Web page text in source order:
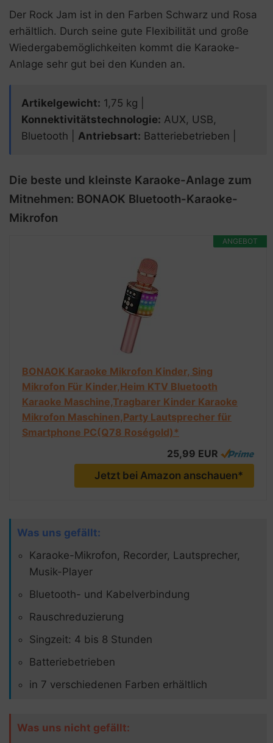
Der Rock Jam ist in den Farben Schwarz und Rosa
erhältlich. Durch seine gute Flexibilität und große
Wiedergabemöglichkeiten kommt die Karaoke-
Anlage sehr gut bei den Kunden an.
Artikelgewicht: 1,75 kg |
Konnektivitätstechnologie: AUX, USB,
Bluetooth | Antriebsart: Batteriebetrieben |
Die beste und kleinste Karaoke-Anlage zum
Mitnehmen: BONAOK Bluetooth-Karaoke-
Mikrofon
ANGEBOT
BONAOK Karaoke Mikrofon Kinder, Sing
Mikrofon Für Kinder,Heim KTV Bluetooth
Karaoke Maschine,Tragbarer Kinder Karaoke
Mikrofon Maschinen,Party Lautsprecher für
Smartphone PC(Q78 Roségold)*
25,99 EUR
Jetzt bei Amazon anschauen*
Was uns gefällt:
Karaoke-Mikrofon, Recorder, Lautsprecher,
Musik-Player
Bluetooth- und Kabelverbindung
Rauschreduzierung
Singzeit: 4 bis 8 Stunden
Batteriebetrieben
in 7 verschiedenen Farben erhältlich
Was uns nicht gefällt: